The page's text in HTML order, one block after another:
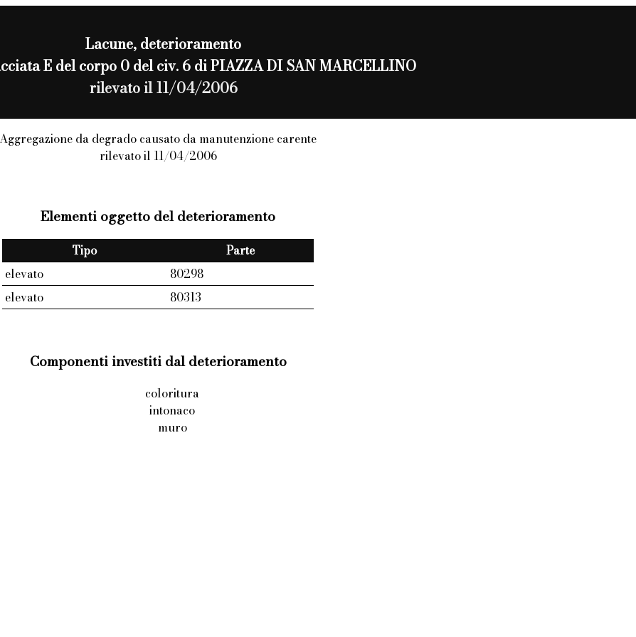
Lacune, deterioramento
E del corpo 0 del civ. 6 di PIAZZA DI SAN MARCELLINO
rilevato il 11/04/2006
Aggregazione da degrado causato da manutenzione carente
rilevato il 11/04/2006
Elementi oggetto del deterioramento
Tipo
Parte
elevato
80298
elevato
80313
Componenti investiti dal deterioramento
coloritura
intonaco
muro